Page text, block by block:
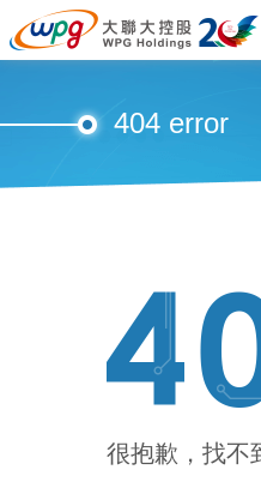
404 error
很抱歉，找不